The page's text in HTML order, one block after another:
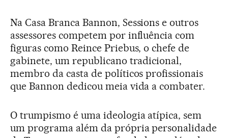
Na Casa Branca Bannon, Sessions e outros
assessores competem por influência com
figuras como Reince Priebus, o chefe de
gabinete, um republicano tradicional,
membro da casta de políticos profissionais
que Bannon dedicou meia vida a combater.
O trumpismo é uma ideologia atípica, sem
um programa além da própria personalidade